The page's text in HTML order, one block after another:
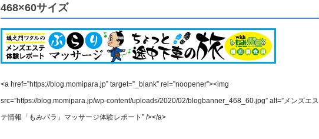
468×60サイズ
<a href=”https://blog.momipara.jp” target=”_blank” rel=”noopener”><img
src=”https://blog.momipara.jp/wp-content/uploads/2020/02/blogbanner_468_60.jpg” alt=”メンズエス
テ情報「もみパラ」マッサージ体験レポート” /></a>